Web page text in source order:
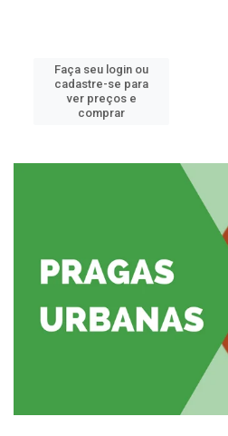
Faça seu login ou
cadastre-se para
ver preços e
comprar